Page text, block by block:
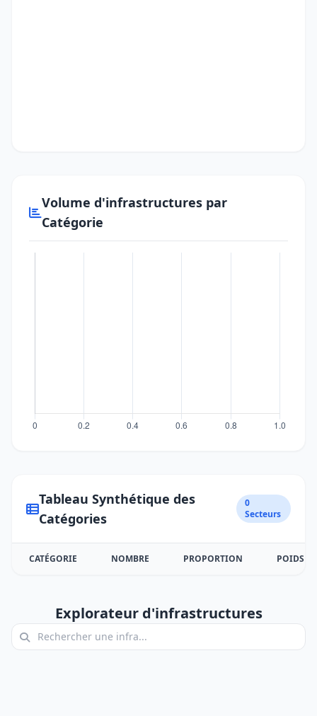
Volume d'infrastructures par
Catégorie
Tableau Synthétique des
Catégories
0
Secteurs
CATÉGORIE NOMBRE PROPORTION POIDS
Explorateur d'infrastructures